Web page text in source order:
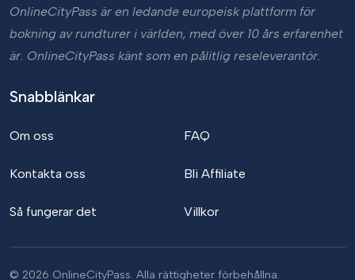
OnlineCityPass är en ledande europeisk plattform för
bokning av rundturer i världen, med över 10 års erfarenhet
är. OnlineCityPass känt som en pålitlig reseleverantör.
Snabblänkar
Om oss
Kontakta oss
Så fungerar det
FAQ
Bli Affiliate
Villkor
© 2026 OnlineCityPass. Alla rättigheter förbehållna.